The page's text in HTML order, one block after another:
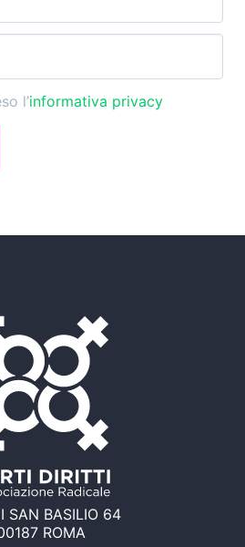
l’informativa privacy
SAN BASILIO 64
ROMA